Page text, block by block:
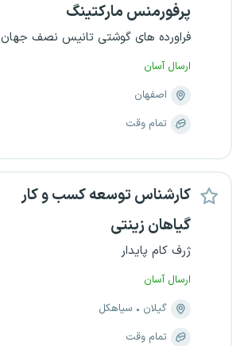
پرفورمنس مارکتینگ
فراورده های گوشتی تانیس نصف جهان
ارسال آسان
اصفهان
تمام وقت
کارشناس توسعه کسب و کار
گیاهان زینتی
ژرف کام پایدار
ارسال آسان
گیلان
سیاهکل
تمام وقت